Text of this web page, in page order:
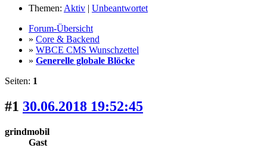
Themen: Aktiv | Unbeantwortet
Forum-Übersicht
» Core & Backend
» WBCE CMS Wunschzettel
» Generelle globale Blöcke
Seiten: 1
#1 30.06.2018 19:52:45
grindmobil
Gast